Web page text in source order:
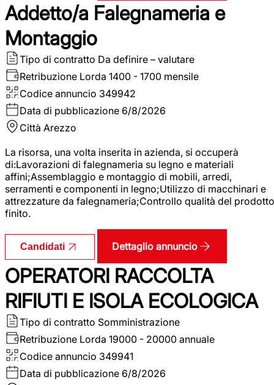
Addetto/a Falegnameria e
Montaggio
Tipo di contratto Da definire – valutare
Retribuzione Lorda 1400 - 1700 mensile
Codice annuncio 349942
Data di pubblicazione 6/8/2026
Città Arezzo
La risorsa, una volta inserita in azienda, si occuperà
di:Lavorazioni di falegnameria su legno e materiali
affini;Assemblaggio e montaggio di mobili, arredi,
serramenti e componenti in legno;Utilizzo di macchinari e
attrezzature da falegnameria;Controllo qualità del prodotto
finito.
Candidati Dettaglio annuncio
OPERATORI RACCOLTA
RIFIUTI E ISOLA ECOLOGICA
Tipo di contratto Somministrazione
Retribuzione Lorda 19000 - 20000 annuale
Codice annuncio 349941
Data di pubblicazione 6/8/2026